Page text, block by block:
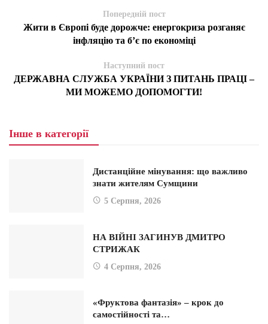
Попередній пост
Жити в Європі буде дорожче: енергокриза розганяє
інфляцію та б’є по економіці
Наступний пост
ДЕРЖАВНА СЛУЖБА УКРАЇНИ З ПИТАНЬ ПРАЦІ –
МИ МОЖЕМО ДОПОМОГТИ!
Інше в категорії
Дистанційне мінування: що важливо
знати жителям Сумщини
5 Серпня, 2026
НА ВІЙНІ ЗАГИНУВ ДМИТРО
СТРИЖАК
4 Серпня, 2026
«Фруктова фантазія» – крок до
самостійності та…